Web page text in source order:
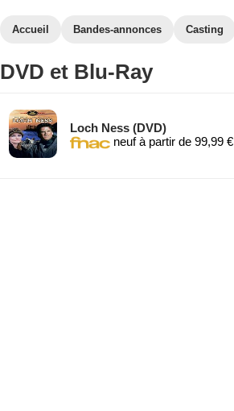
Accueil Bandes-annonces Casting
DVD et Blu-Ray
Loch Ness (DVD)
neuf à partir de 99,99 €